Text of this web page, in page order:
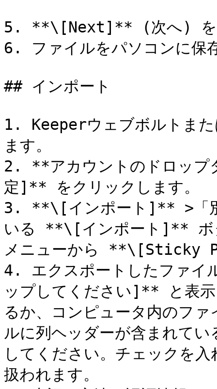
5. **\[Next]** (次へ) を
6. ファイルをパソコンに保
## インポート
1. Keeperウェブボルトまた
ます。
2. **アカウントのドロッ
定]** をクリックします。
3. **\[インポート]** >「別
いる **\[インポート]** ボ
メニューから **\[Sticky
4. エクスポートしたファ
ップしてください]** と表示
るか、コンピュータ内のフ
ルに列ヘッダーが含まれて
してください。チェックを
扱われます。